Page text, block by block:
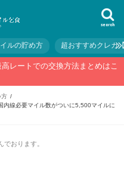
search
ルの貯め方 超おすすめクレカ
レートでの交換方法まとめはこ
方
内線必要マイル数がついに5,500マイルに
おります。